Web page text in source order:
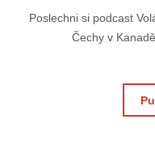
Poslechni si podcast
Čechy v